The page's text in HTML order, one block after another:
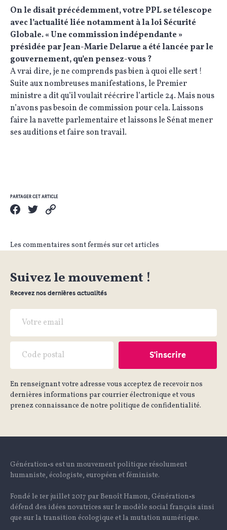
On le disait précédemment, votre PPL se télescope
avec l’actualité liée notamment à la loi Sécurité
Globale. « Une commission indépendante »
présidée par Jean-Marie Delarue a été lancée par le
gouvernement, qu’en pensez-vous ?
A vrai dire, je ne comprends pas bien à quoi elle sert !
Suite aux nombreuses manifestations, le Premier
ministre a dit qu’il voulait réécrire l’article 24. Mais nous
n’avons pas besoin de commission pour cela. Laissons
faire la navette parlementaire et laissons le Sénat mener
ses auditions et faire son travail.
PARTAGER CET ARTICLE
Les commentaires sont fermés sur cet articles
Suivez le mouvement !
Recevez nos dernières actualités
En renseignant votre adresse vous acceptez de recevoir nos
dernières informations par courrier électronique et vous
prenez connaissance de notre politique de confidentialité.
Génération•s est un mouvement politique résolument
humaniste, écologiste, européen et féministe.
Fondé le 1er juillet 2017 par Benoît Hamon, Génération•s
défend des idées novatrices sur le modèle social français ainsi
que sur la transition écologique et la mutation numérique.